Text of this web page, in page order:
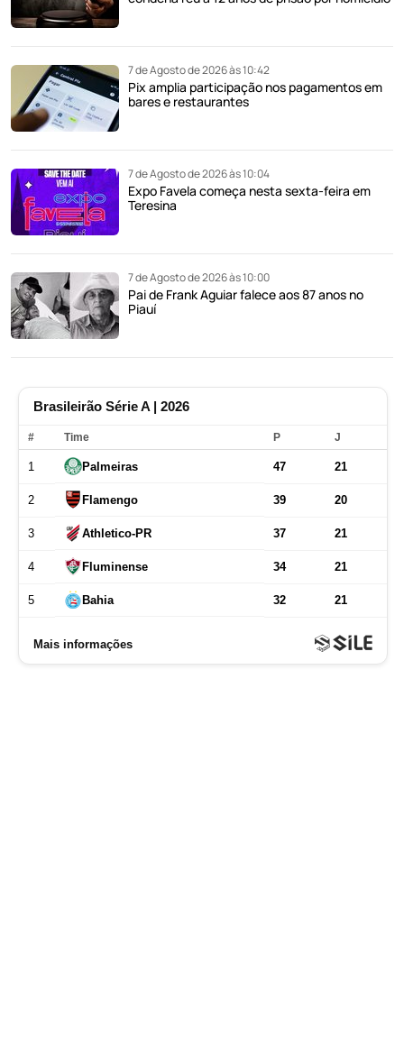
7 de Agosto de 2026 às 10:42
Pix amplia participação nos pagamentos em
bares e restaurantes
7 de Agosto de 2026 às 10:04
Expo Favela começa nesta sexta-feira em
Teresina
7 de Agosto de 2026 às 10:00
Pai de Frank Aguiar falece aos 87 anos no
Piauí